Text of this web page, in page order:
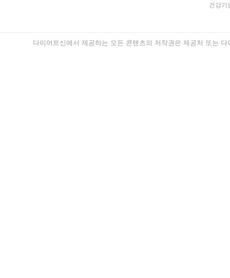
건강기
다이어트신에서 제공하는 모든 콘텐츠의 저작권은 제공처 또는